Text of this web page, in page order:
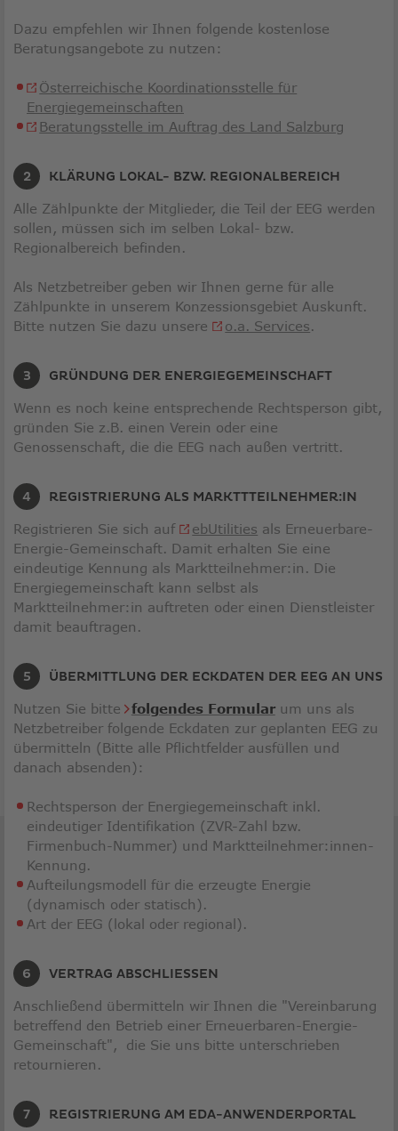
Dazu empfehlen wir Ihnen folgende kostenlose
Beratungsangebote zu nutzen:
Österreichische Koordinationsstelle für
Energiegemeinschaften
öffnet
Fenster
Beratungsstelle im Auftrag des Land Salzburg
Fenster
KLÄRUNG LOKAL- BZW. REGIONALBEREICH
Alle Zählpunkte der Mitglieder, die Teil der EEG werden
sollen, müssen sich im selben Lokal- bzw.
Regionalbereich befinden.
Als Netzbetreiber geben wir Ihnen gerne für alle
Zählpunkte in unserem Konzessionsgebiet Auskunft.
Bitte nutzen Sie dazu unsere
o.a. Services.
GRÜNDUNG DER ENERGIEGEMEINSCHAFT
Wenn es noch keine entsprechende Rechtsperson gibt,
gründen Sie z.B. einen Verein oder eine
Genossenschaft, die die EEG nach außen vertritt.
REGISTRIERUNG ALS MARKTTTEILNEHMER:IN
Registrieren Sie sich auf ebUtilities Link
öffnet
in
neuem
Fenster
als Erneuerbare-
Energie-Gemeinschaft. Damit erhalten Sie eine
eindeutige Kennung als Marktteilnehmer:in. Die
Energiegemeinschaft kann selbst als
Marktteilnehmer:in auftreten oder einen Dienstleister
damit beauftragen.
ÜBERMITTLUNG DER ECKDATEN DER EEG AN UNS
Nutzen Sie bitte folgendes Formularum uns als
Netzbetreiber folgende Eckdaten zur geplanten EEG zu
übermitteln (Bitte alle Pflichtfelder ausfüllen und
danach absenden):
Rechtsperson der Energiegemeinschaft inkl.
eindeutiger Identifikation (ZVR-Zahl bzw.
Firmenbuch-Nummer) und Marktteilnehmer:innen-
Kennung.
Aufteilungsmodell für die erzeugte Energie
(dynamisch oder statisch).
Art der EEG (lokal oder regional).
VERTRAG ABSCHLIESSEN
Anschließend übermitteln wir Ihnen die "Vereinbarung
betreffend den Betrieb einer Erneuerbaren-Energie-
Gemeinschaft", die Sie uns bitte unterschrieben
retournieren.
REGISTRIERUNG AM EDA-ANWENDERPORTAL